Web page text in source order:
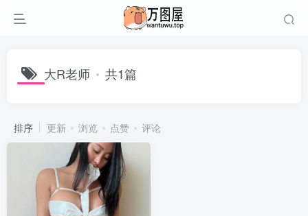
大R老师 共1篇
排序 更新 浏览 点赞 评论